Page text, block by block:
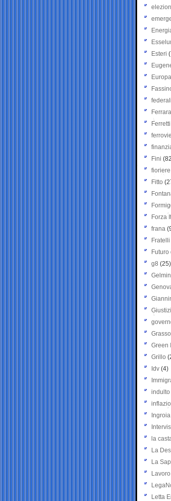
Esteri
Europa
Ferrara
Ferretti
ferrovie
Fini
fioriere
Fitto
Forza
frana
g8 (25)
Grasso
Green
Grillo
Idv (4)
indulto
Ingroia
la
La
La
Lavoro
Letta